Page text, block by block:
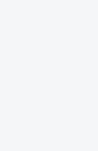
inaugurale du
C’est une petite
cours légal, sera
Le taux du livret
2.40% brut
Boursobank augmente